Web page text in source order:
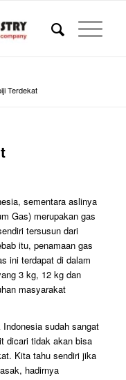
Terdekat
sementara aslinya
Gas) merupakan gas
tersusun dari
itu, penamaan gas
ini terdapat di dalam
3 kg, 12 kg dan
masyarakat
sudah sangat
dicari tidak akan bisa
Kita tahu sendiri jika
hadirnya